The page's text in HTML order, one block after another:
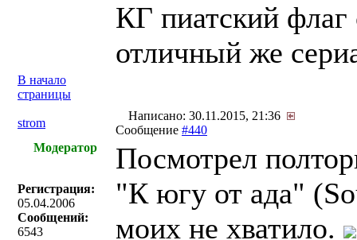
КГ пиатский
отличный же
В начало
страницы
strom
Написано: 30.11.2015, 21:36
Сообщение #440
Модератор
Регистрация:
05.04.2006
Сообщений:
6543
Посмотрел
"К югу от ада"
моих не хватило.